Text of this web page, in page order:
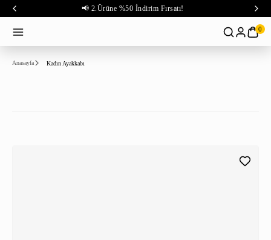
📢 2.Ürüne %50 İndirim Fırsatı!
0
Anasayfa Kadın Ayakkabı